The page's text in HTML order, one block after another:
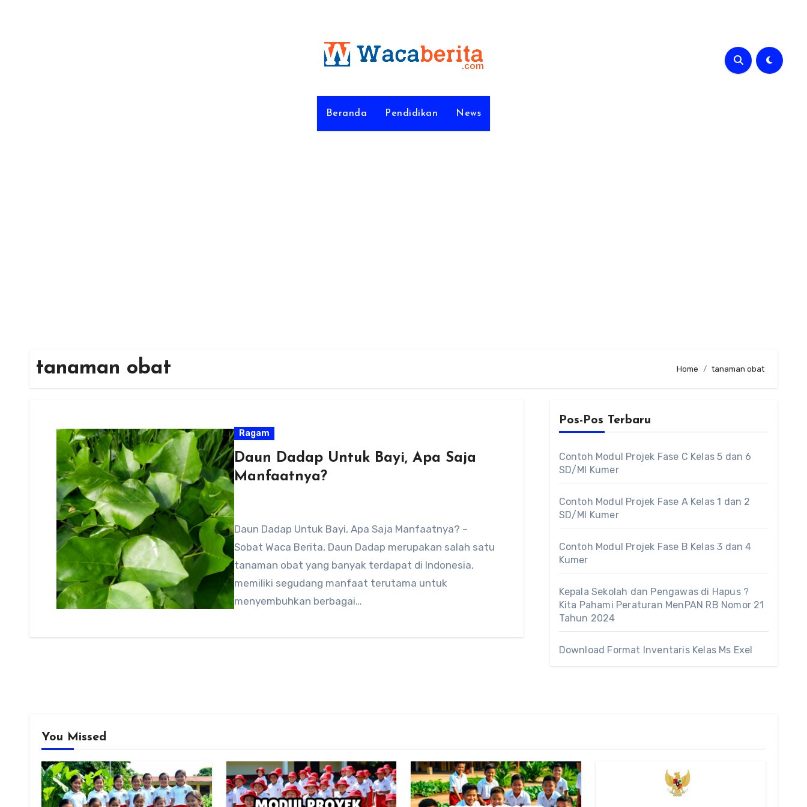
Beranda Pendidikan News
tanaman obat Home tanaman obat
Ragam
Daun Dadap Untuk Bayi, Apa Saja
Manfaatnya?
Daun Dadap Untuk Bayi, Apa Saja Manfaatnya? –
Sobat Waca Berita, Daun Dadap merupakan salah satu
tanaman obat yang banyak terdapat di Indonesia,
memiliki segudang manfaat terutama untuk
menyembuhkan berbagai…
Pos-Pos Terbaru
Contoh Modul Projek Fase C Kelas 5 dan 6
SD/MI Kumer
Contoh Modul Projek Fase A Kelas 1 dan 2
SD/MI Kumer
Contoh Modul Projek Fase B Kelas 3 dan 4
Kumer
Kepala Sekolah dan Pengawas di Hapus ?
Kita Pahami Peraturan MenPAN RB Nomor 21
Tahun 2024
Download Format Inventaris Kelas Ms Exel
You Missed